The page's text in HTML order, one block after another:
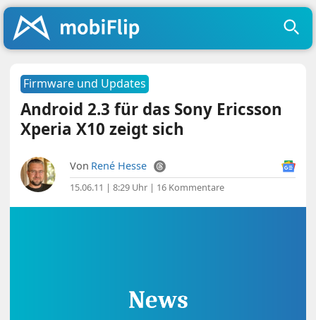
Firmware und Updates
Android 2.3 für das Sony Ericsson
Xperia X10 zeigt sich
Von René Hesse
15.06.11 | 8:29 Uhr | 16 Kommentare